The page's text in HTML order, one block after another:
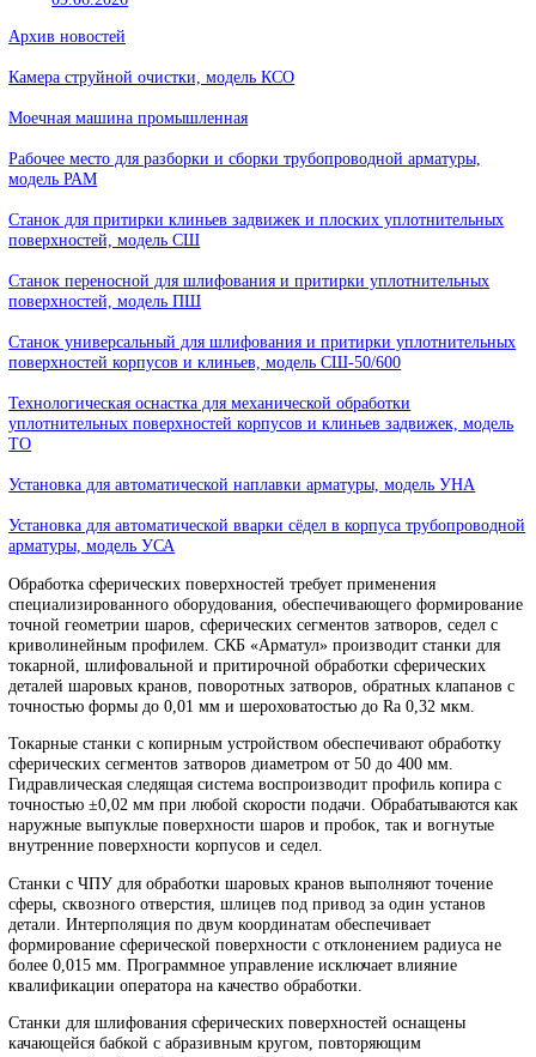
Типовые дефекты трубопроводной арматуры и методы их
09.06.2026
Архив новостей
Камера струйной очистки, модель КСО
Моечная машина промышленная
модель РАМ
Станок для притирки клиньев задвижек и плоских
поверхностей, модель СШ
Станок переносной для шлифования и притирки
поверхностей, модель ПШ
поверхностей корпусов и клиньев, модель СШ-50/600
Технологическая оснастка для механической обработки
уплотнительных поверхностей корпусов и клиньев задвижек,
ТО
Установка для автоматической наплавки арматуры, модель УНА
Установка для автоматической вварки сёдел в корпуса
арматуры, модель УСА
Обработка сферических поверхностей требует применения
специализированного оборудования, обеспечивающего
точной геометрии шаров, сферических сегментов затворов,
криволинейным профилем. СКБ «Арматул» производит станки
токарной, шлифовальной и притирочной обработки
деталей шаровых кранов, поворотных затворов, обратных
точностью формы до 0,01 мм и шероховатостью до Ra 0,32 мкм.
Токарные станки с копирным устройством обеспечивают
сферических сегментов затворов диаметром от 50 до 400 мм.
Гидравлическая следящая система воспроизводит профиль
точностью ±0,02 мм при любой скорости подачи.
внутренние поверхности корпусов и седел.